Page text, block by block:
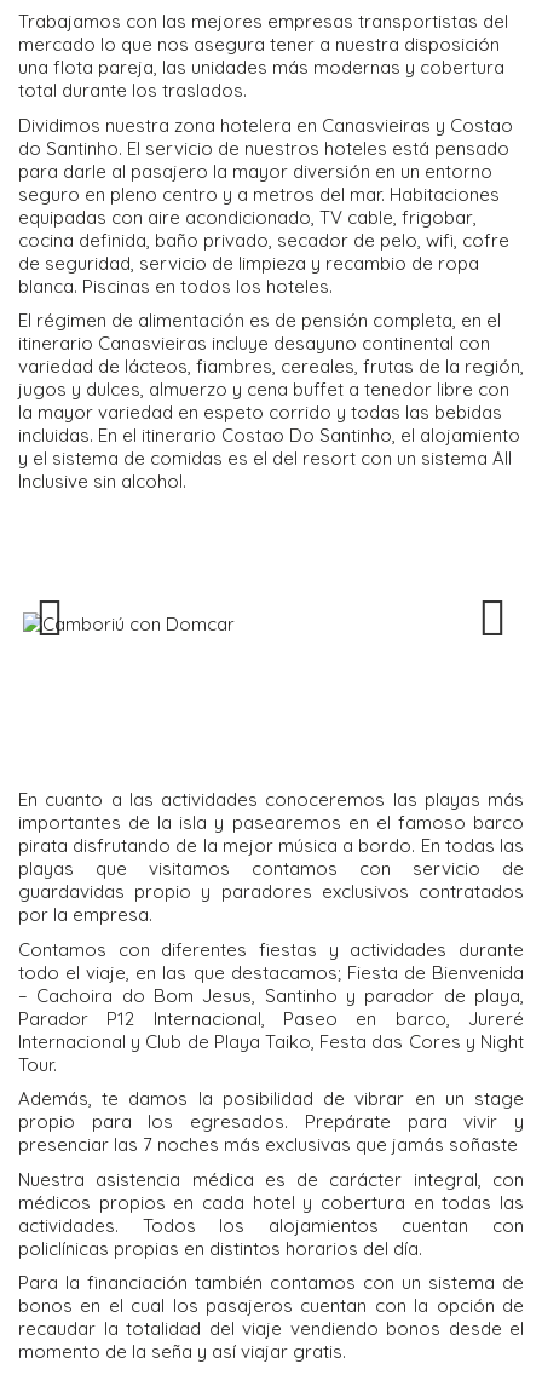
Trabajamos con las mejores empresas transportistas del
mercado lo que nos asegura tener a nuestra disposición
una flota pareja, las unidades más modernas y cobertura
total durante los traslados.
Dividimos nuestra zona hotelera en Canasvieiras y Costao
do Santinho. El servicio de nuestros hoteles está pensado
para darle al pasajero la mayor diversión en un entorno
seguro en pleno centro y a metros del mar. Habitaciones
equipadas con aire acondicionado, TV cable, frigobar,
cocina definida, baño privado, secador de pelo, wifi, cofre
de seguridad, servicio de limpieza y recambio de ropa
blanca. Piscinas en todos los hoteles.
El régimen de alimentación es de pensión completa, en el
itinerario Canasvieiras incluye desayuno continental con
variedad de lácteos, fiambres, cereales, frutas de la región,
jugos y dulces, almuerzo y cena buffet a tenedor libre con
la mayor variedad en espeto corrido y todas las bebidas
incluidas. En el itinerario Costao Do Santinho, el alojamiento
y el sistema de comidas es el del resort con un sistema All
Inclusive sin alcohol.
En cuanto a las actividades conoceremos las playas más
importantes de la isla y pasearemos en el famoso barco
pirata disfrutando de la mejor música a bordo. En todas las
playas que visitamos contamos con servicio de
guardavidas propio y paradores exclusivos contratados
por la empresa.
Contamos con diferentes fiestas y actividades durante
todo el viaje, en las que destacamos; Fiesta de Bienvenida
– Cachoira do Bom Jesus, Santinho y parador de playa,
Parador P12 Internacional, Paseo en barco, Jureré
Internacional y Club de Playa Taiko, Festa das Cores y Night
Tour.
Además, te damos la posibilidad de vibrar en un stage
propio para los egresados. Prepárate para vivir y
presenciar las 7 noches más exclusivas que jamás soñaste
Nuestra asistencia médica es de carácter integral, con
médicos propios en cada hotel y cobertura en todas las
actividades. Todos los alojamientos cuentan con
policlínicas propias en distintos horarios del día.
Para la financiación también contamos con un sistema de
bonos en el cual los pasajeros cuentan con la opción de
recaudar la totalidad del viaje vendiendo bonos desde el
momento de la seña y así viajar gratis.